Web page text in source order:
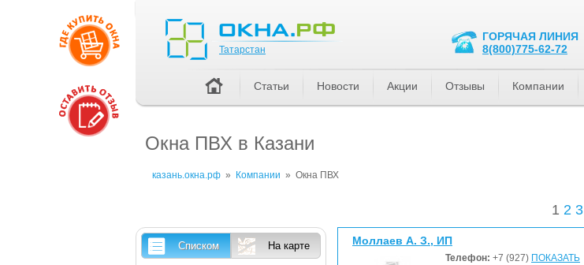
Окна ПВХ в Казани
казань.окна.рф » Компании » Окна ПВХ
1 2 3
Моллаев А. З., ИП
Телефон: +7 (927) ПОКАЗАТЬ
Списком На карте
Татарстан
ГОРЯЧАЯ ЛИНИЯ
8(800)775-62-72
Статьи Новости Акции Отзывы Компании